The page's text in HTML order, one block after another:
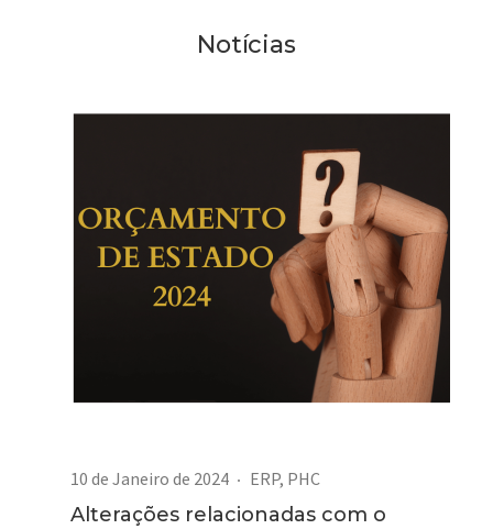
Notícias
10 de Janeiro de 2024 ERP, PHC
Alterações relacionadas com o